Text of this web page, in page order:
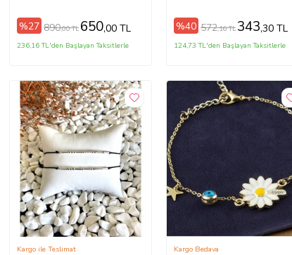
%27 890,00 TL 650,00 TL
236,16 TL'den Başlayan Taksitlerle
(Çok Renkli)
%40 572,16 TL 343,30 TL
124,73 TL'den Başlayan Taksitlerle
Kargo ile Teslimat Kargo Bedava